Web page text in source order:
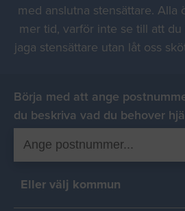
med anslutna stensättare. Alla
mer tid, varför inte se till att
jaga stensättare utan låt oss
Börja med att ange
du beskriva vad du behover
Eller välj kommun